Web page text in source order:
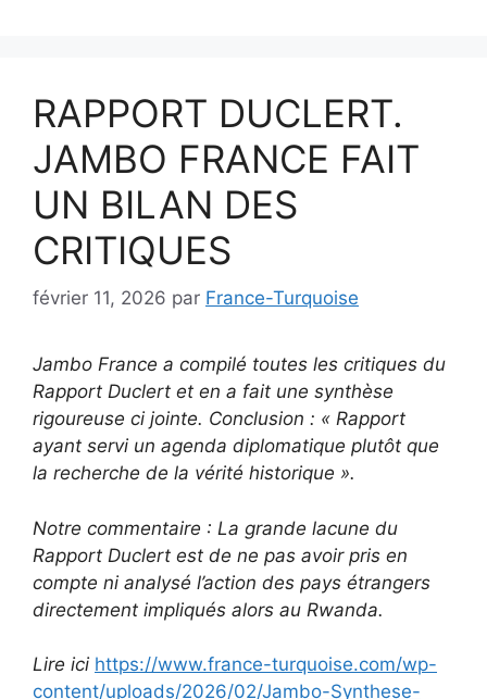
RAPPORT DUCLERT.
JAMBO FRANCE FAIT
UN BILAN DES
CRITIQUES
février 11, 2026 par France-Turquoise
Jambo France a compilé toutes les critiques du
Rapport Duclert et en a fait une synthèse
rigoureuse ci jointe. Conclusion : « Rapport
ayant servi un agenda diplomatique plutôt que
la recherche de la vérité historique ».
Notre commentaire : La grande lacune du
Rapport Duclert est de ne pas avoir pris en
compte ni analysé l’action des pays étrangers
directement impliqués alors au Rwanda.
Lire ici https://www.france-turquoise.com/wp-
content/uploads/2026/02/Jambo-Synthese-